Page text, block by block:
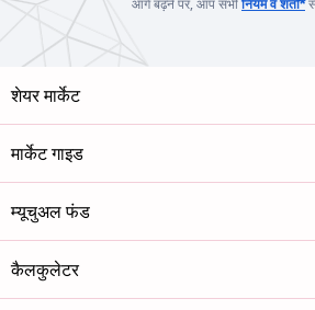
आगे बढ़ने पर, आप सभीनियम व शर्तों*
शेयर मार्केट
मार्केट गाइड
म्यूचुअल फंड
कैलकुलेटर